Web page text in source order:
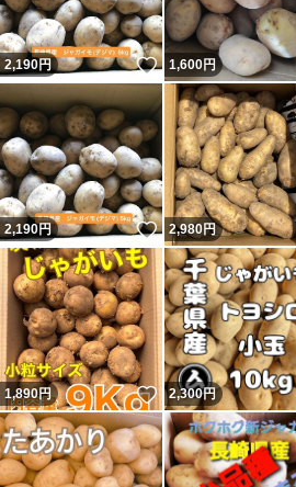
2,190円 いいね！
1,600円
2,190円 いいね！
2,980円
1,890円 いいね！
2,300円